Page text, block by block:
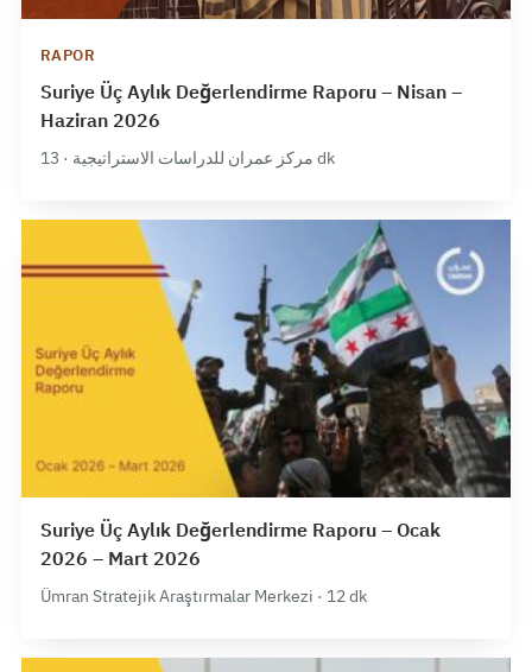
RAPOR
Suriye Üç Aylık Değerlendirme Raporu – Nisan –
Haziran 2026
مركز عمران للدراسات الاستراتيجية · 13 dk
Suriye Üç Aylık Değerlendirme Raporu – Ocak
2026 – Mart 2026
Ümran Stratejik Araştırmalar Merkezi · 12 dk